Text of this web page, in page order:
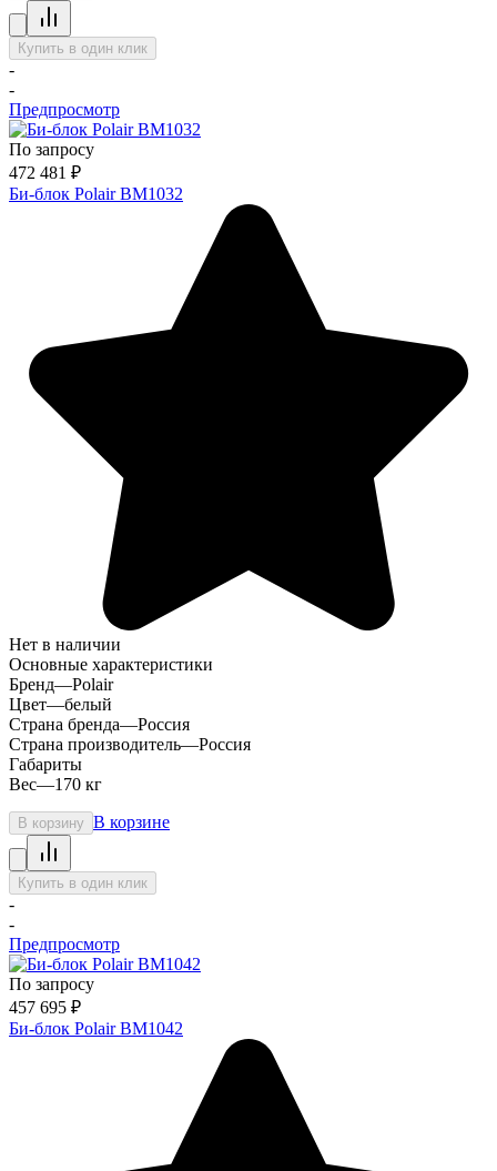
Купить в один клик
-
-
Предпросмотр
По запросу
472 481 ₽
Би-блок Polair BM1032
Нет в наличии
Основные характеристики
Бренд—Polair
Цвет—белый
Страна бренда—Россия
Страна производитель—Россия
Габариты
Вес—170 кг
В корзину В корзине
Купить в один клик
-
-
Предпросмотр
По запросу
457 695 ₽
Би-блок Polair BM1042